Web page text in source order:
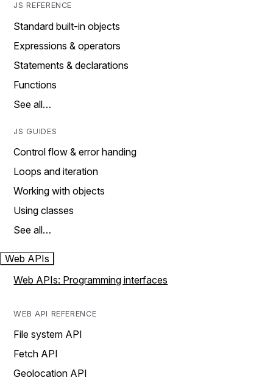
JS REFERENCE
Standard built-in objects
Expressions & operators
Statements & declarations
Functions
See all…
JS GUIDES
Control flow & error handing
Loops and iteration
Working with objects
Using classes
See all…
Web APIs
Web APIs: Programming interfaces
WEB API REFERENCE
File system API
Fetch API
Geolocation API